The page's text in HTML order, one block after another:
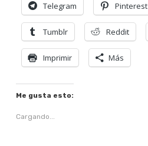
Telegram Pinterest
Tumblr Reddit
Imprimir Más
Me gusta esto:
Cargando...